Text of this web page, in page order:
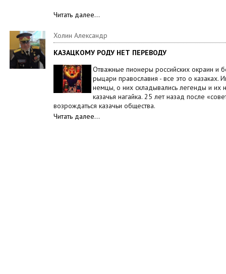
Читать далее…
Холин Александр
КАЗАЦКОМУ РОДУ НЕТ ПЕРЕВОДУ
Отважные пионеры российских окраин и
рыцари православия - все это о казаках.
немцы, о них складывались легенды и их
казачья нагайка. 25 лет назад после
возрождаться казачьи общества.
Читать далее…